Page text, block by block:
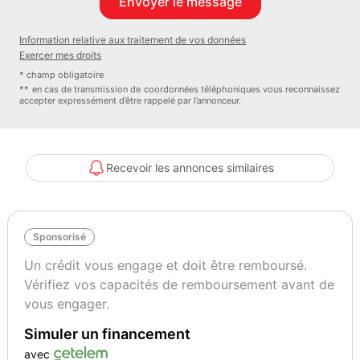
Energie Diesel
Architecture Quatre cylindres en ligne
Alimentation Turbo à géométrie variable
Injection Injection directe à rampe commune
Au régime de 4 000 tr/min
Couple maxi 300 Nm
Alésage/course 83 x 90,4
Norme anti-pollution Euro 5
Disposition du moteur Transversale Avant
Transmission
Boîte de vitesses Mécanique 6 rapports
Mode de transmission Traction
Technique
Type de chassis Monocoque
Information relative aux traitement de vos données
Exercer mes droits
* champ obligatoire
** en cas de transmission de coordonnées téléphoniques vous reconnaissez
accepter expressément d’être rappelé par l’annonceur.
Recevoir les annonces similaires
Sponsorisé
Un crédit vous engage et doit être remboursé.
Vérifiez vos capacités de remboursement avant de
vous engager.
Simuler un financement
avec